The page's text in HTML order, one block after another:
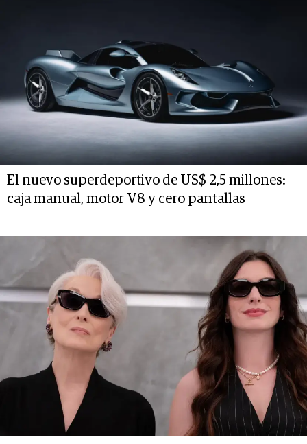
El nuevo superdeportivo de US$ 2,5 millones:
caja manual, motor V8 y cero pantallas